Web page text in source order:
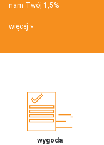
nam Twój 1,5%
więcej
wygoda